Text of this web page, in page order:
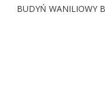
BUDYŃ WANILIOWY